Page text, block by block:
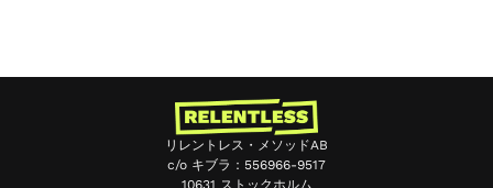
リレントレス・メソッドAB
c/o キブラ：556966-9517